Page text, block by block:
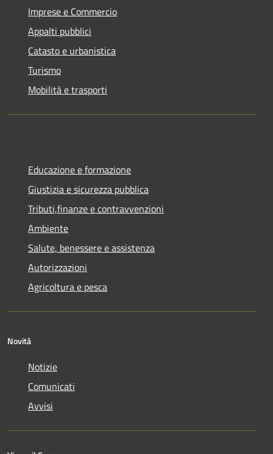
Imprese e Commercio
Appalti pubblici
Catasto e urbanistica
Turismo
Mobilità e trasporti
Educazione e formazione
Giustizia e sicurezza pubblica
Tributi,finanze e contravvenzioni
Ambiente
Salute, benessere e assistenza
Autorizzazioni
Agricoltura e pesca
Novità
Notizie
Comunicati
Avvisi